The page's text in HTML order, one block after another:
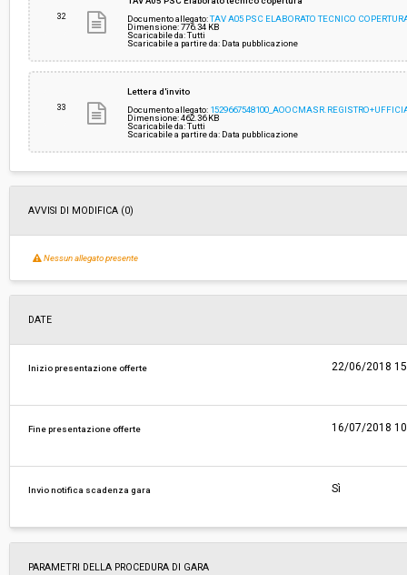
32
Documento allegato:TAV A05 PSC ELABORATO TECNICO
Dimensione: 776.34 KB
Scaricabile da: Tutti
Scaricabile a partire da: Data pubblicazione
33
Lettera d'invito
Documento allegato:
Dimensione: 462.36 KB
Scaricabile da: Tutti
Scaricabile a partire da: Data pubblicazione
AVVISI DI MODIFICA (0)
Nessun allegato presente
DATE
Inizio presentazione offerte 22/06/2018
Fine presentazione offerte 16/07/2018
Invio notifica scadenza gara Sì
PARAMETRI DELLA PROCEDURA DI GARA